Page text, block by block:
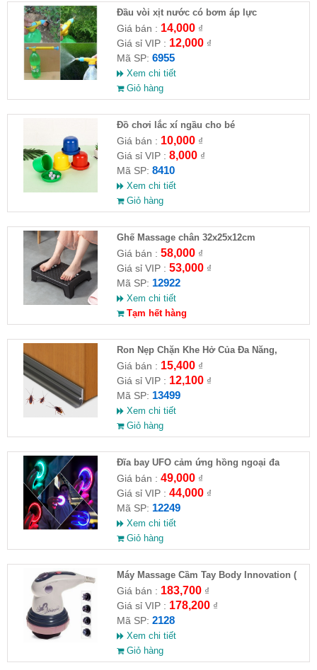
Đầu vòi xịt nước có bơm áp lực
Giá bán : 14,000₫
Giá sỉ VIP : 12,000₫
Mã SP: 6955
Xem chi tiết
Giỏ hàng
Đồ chơi lắc xí ngầu cho bé
Giá bán : 10,000₫
Giá sỉ VIP : 8,000₫
Mã SP: 8410
Xem chi tiết
Giỏ hàng
Ghế Massage chân 32x25x12cm
Giá bán : 58,000₫
Giá sỉ VIP : 53,000₫
Mã SP: 12922
Xem chi tiết
Tạm hết hàng
Ron Nẹp Chặn Khe Hở Của Đa Năng,
Chống Côn Trùng( HĐ )
Giá bán : 15,400₫
Giá sỉ VIP : 12,100₫
Mã SP: 13499
Xem chi tiết
Giỏ hàng
Đĩa bay UFO cảm ứng hồng ngoại đa
chiều tự động bay về
Giá bán : 49,000₫
Giá sỉ VIP : 44,000₫
Mã SP: 12249
Xem chi tiết
Giỏ hàng
Máy Massage Cầm Tay Body Innovation (
HĐ )
Giá bán : 183,700₫
Giá sỉ VIP : 178,200₫
Mã SP: 2128
Xem chi tiết
Giỏ hàng